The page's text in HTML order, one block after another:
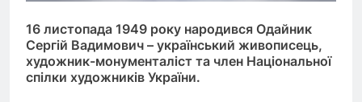
16 листопада 1949 року народився Одайник
Сергій Вадимович – український живописець,
художник-монументаліст та член Національної
спілки художників України.